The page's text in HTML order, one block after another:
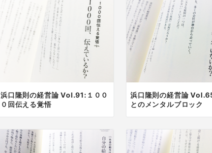
浜口隆則の経営論 Vol.91:１００
０回伝える覚悟
浜口隆則の経営論
とのメンタルブロック